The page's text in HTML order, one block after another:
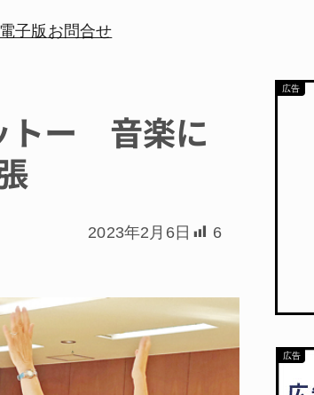
電子版 お問合せ
トー 音楽に
2023年2月6日 6